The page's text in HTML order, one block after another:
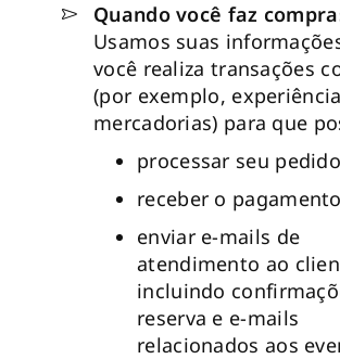
Quando você faz
Usamos suas
você realiza transações
(por exemplo,
mercadorias) para que
processar seu
receber o
enviar e-mails de
atendimento ao
incluindo
reserva e e-mails
relacionados aos